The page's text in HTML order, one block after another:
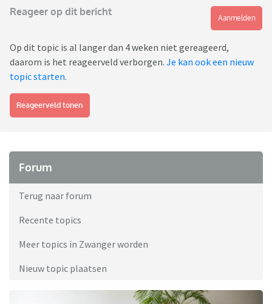
Reageer op dit bericht
Aanmelden
Op dit topic is al langer dan 4 weken niet gereageerd,
daarom is het reageerveld verborgen. Je kan ook een nieuw
topic starten.
Reageerveld tonen
Forum
Terug naar forum
Recente topics
Meer topics in Zwanger worden
Nieuw topic plaatsen